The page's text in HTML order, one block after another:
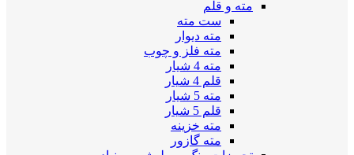
مته و قلم
ست مته
مته دیوار
مته فلز و چوب
مته 4 شیار
قلم 4 شیار
مته 5 شیار
قلم 5 شیار
مته خزینه
مته گازور